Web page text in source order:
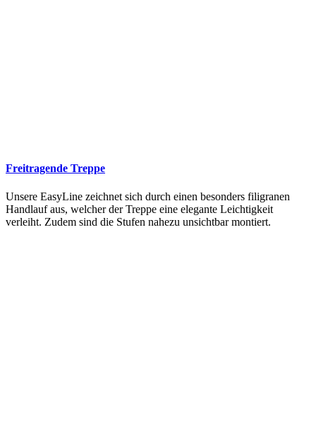
Freitragende Treppe
Unsere EasyLine zeichnet sich durch einen besonders filigranen
Handlauf aus, welcher der Treppe eine elegante Leichtigkeit
verleiht. Zudem sind die Stufen nahezu unsichtbar montiert.